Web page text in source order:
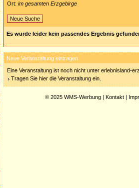
Ort: im gesamten Erzgebirge
Neue Suche
Es wurde leider kein passendes Ergebnis
Neue Veranstaltung eintragen
Eine Veranstaltung ist noch nicht unter erlebnisland-
Tragen Sie hier die Veranstaltung ein.
© 2025 WMS-Werbung | Kontakt |